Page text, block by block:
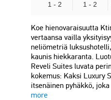
1 - 2 1 - 2
Koe hienovaraisuutta
vertaansa vailla
neliömetriä
kaunis hiekkaranta.
Reveli Suites luvata
kokemus: Kaksi Luxury
itsenäinen pyhäkkö,
more